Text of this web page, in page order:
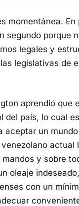
momentánea. En
segundo porque
legales y
legislativas de
aprendió que
del país, lo cual
aceptar un
actual
y sobre
oleaje
con un